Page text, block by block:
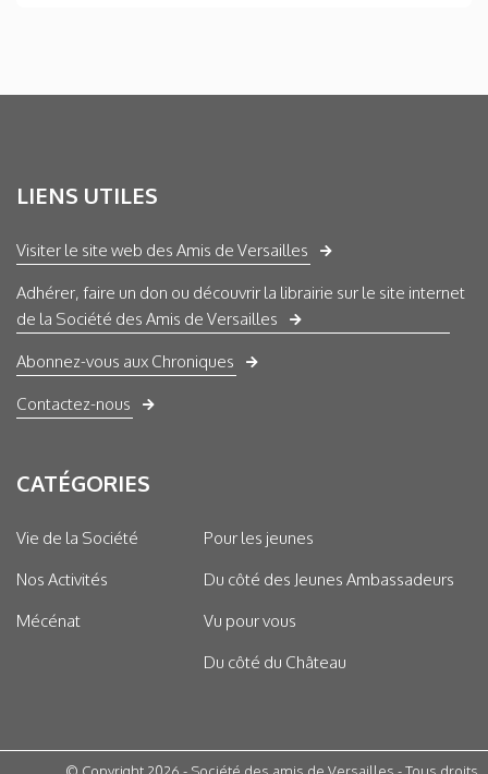
LIENS UTILES
Visiter le site web des Amis de Versailles
Adhérer, faire un don ou découvrir la librairie sur le site internet
de la Société des Amis de Versailles
Abonnez-vous aux Chroniques
Contactez-nous
CATÉGORIES
Vie de la Société
Nos Activités
Mécénat
Pour les jeunes
Du côté des Jeunes Ambassadeurs
Vu pour vous
Du côté du Château
© Copyright 2026 - Société des amis de Versailles - Tous droits